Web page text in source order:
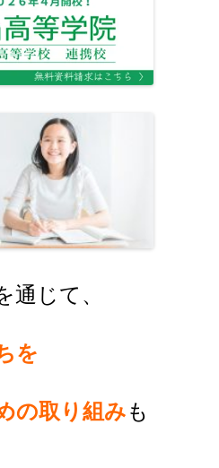
通じて、
を
の取り組みも